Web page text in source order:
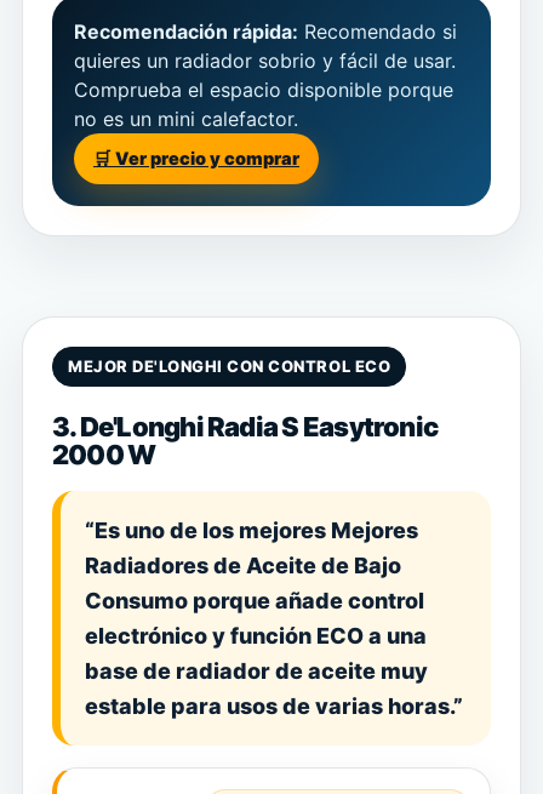
Recomendación rápida: Recomendado si
quieres un radiador sobrio y fácil de usar.
Comprueba el espacio disponible porque
no es un mini calefactor.
🛒 Ver precio y comprar
MEJOR DE'LONGHI CON CONTROL ECO
3. De'Longhi Radia S Easytronic
2000 W
“Es uno de los mejores Mejores
Radiadores de Aceite de Bajo
Consumo porque añade control
electrónico y función ECO a una
base de radiador de aceite muy
estable para usos de varias horas.”